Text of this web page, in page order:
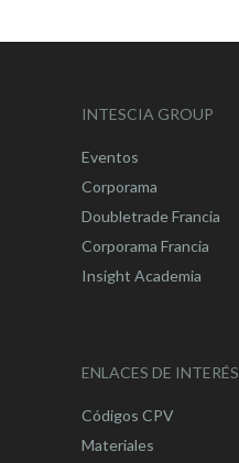
INTESCIA GROUP
Eventos
Corporama
Doubletrade Francia
Corporama Francia
Insight Academia
ENLACES DE INTERÉS
Códigos CPV
Materiales